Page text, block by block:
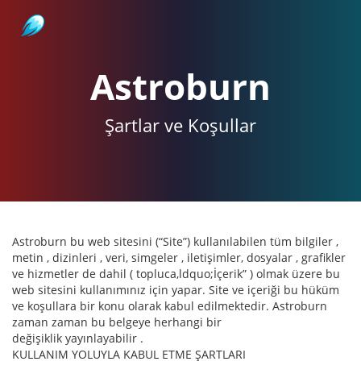
Astroburn
Şartlar ve Koşullar
Astroburn bu web sitesini (“Site”) kullanılabilen tüm bilgiler ,
metin , dizinleri , veri, simgeler , iletişimler, dosyalar , grafikler
ve hizmetler de dahil ( topluca,ldquo;İçerik” ) olmak üzere bu
web sitesini kullanımınız için yapar. Site ve içeriği bu hüküm
ve koşullara bir konu olarak kabul edilmektedir. Astroburn
zaman zaman bu belgeye herhangi bir
değişiklik yayınlayabilir .
KULLANIM YOLUYLA KABUL ETME ŞARTLARI